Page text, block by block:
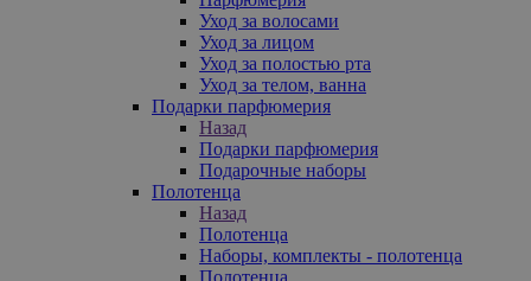
Уход за волосами
Уход за лицом
Уход за полостью рта
Уход за телом, ванна
Подарки парфюмерия
Назад
Подарки парфюмерия
Подарочные наборы
Полотенца
Назад
Полотенца
Наборы, комплекты - полотенца
Полотенца